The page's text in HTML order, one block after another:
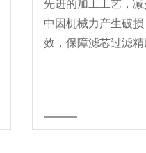
先进的加工工艺，
中因机械力产生破
效，保障滤芯过滤精